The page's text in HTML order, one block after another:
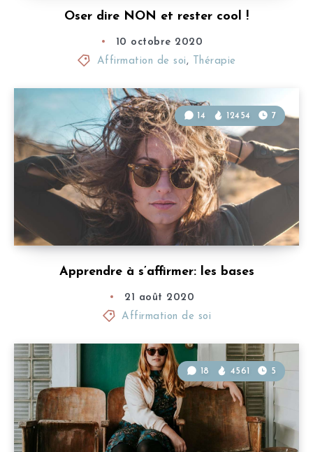
Oser dire NON et rester cool !
10 octobre 2020
Affirmation de soi , Thérapie
Apprendre à s’affirmer: les bases
14 12454 7
21 août 2020
Affirmation de soi
18 4561 5